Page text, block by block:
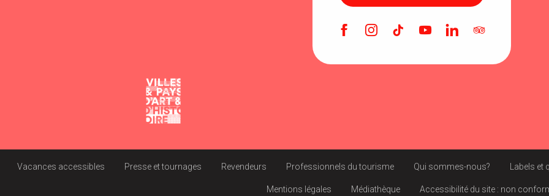
Vacances accessibles Presse et tournages Revendeurs Professionnels du tourisme Qui sommes-nous? Labels et
Mentions légales Médiathèque Accessibilité du site : non